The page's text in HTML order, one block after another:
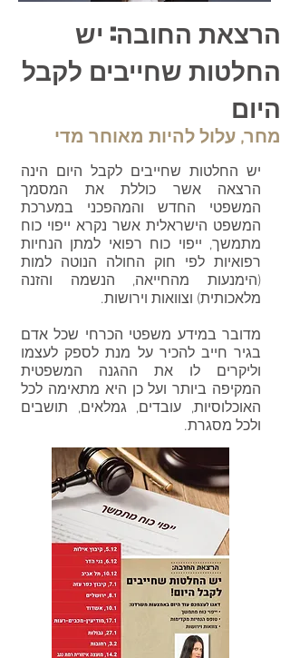
הרצאת החובה: יש
החלטות שחייבים לקבל
היום
מחר, עלול להיות מאוחר מדי
יש החלטות שחייבים לקבל היום הינה
הרצאה אשר כוללת את המסמך
המשפטי החדש והמהפכני במערכת
המשפט הישראלית אשר נקרא ייפוי כוח
מתמשך, ייפוי כוח רפואי למתן הנחיות
רפואיות לפי חוק החולה הנוטה למות
(הימנעות מהחייאה, הנשמה והזנה
מלאכותית) וצוואות וירושות.
מדובר במידע משפטי הכרחי שכל אדם
בגיר חייב להכיר על מנת לספק לעצמו
וליקרים לו את ההגנה המשפטית
המקיפה ביותר ועל כן היא מתאימה לכל
האוכלוסיות, עובדים, גמלאים, תושבים
ולכל מסגרת.